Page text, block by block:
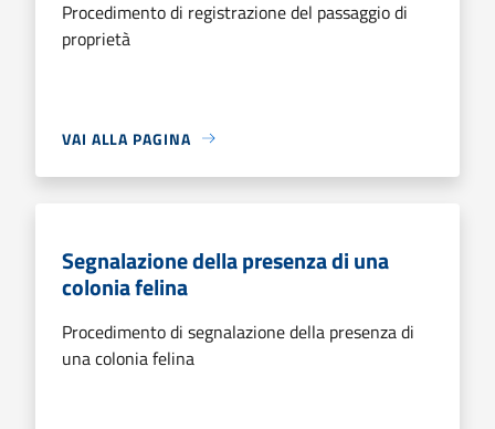
Procedimento di registrazione del passaggio di
proprietà
VAI ALLA PAGINA
Segnalazione della presenza di una
colonia felina
Procedimento di segnalazione della presenza di
una colonia felina